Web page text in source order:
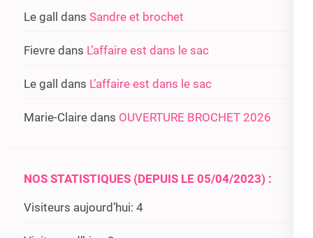
Le gall dans Sandre et brochet
Fievre dans L’affaire est dans le sac
Le gall dans L’affaire est dans le sac
Marie-Claire dans OUVERTURE BROCHET 2026
NOS STATISTIQUES (DEPUIS LE 05/04/2023) :
Visiteurs aujourd’hui: 4